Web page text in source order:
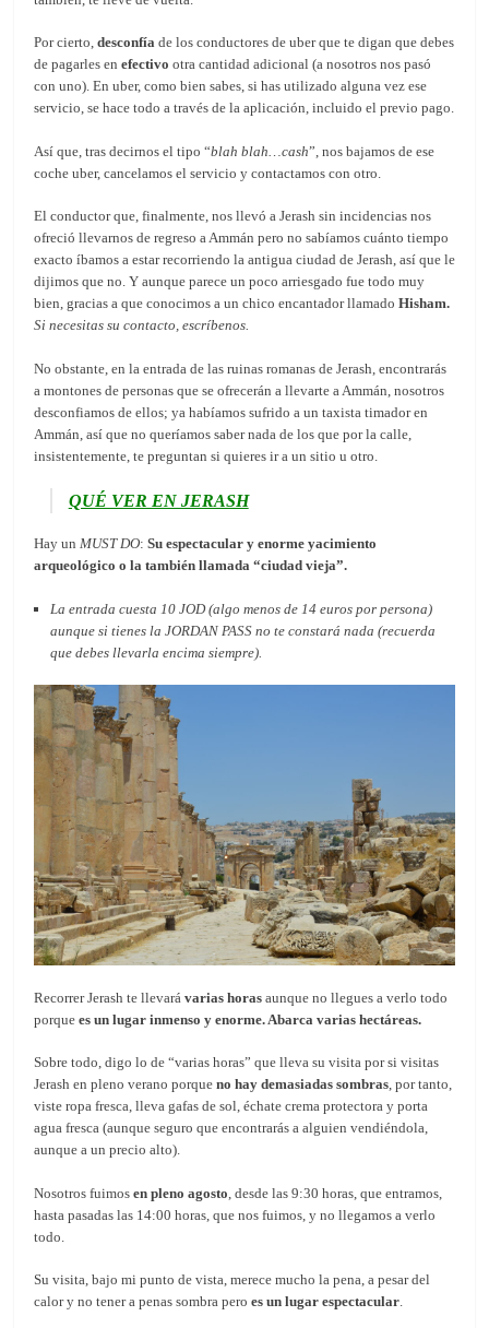
Por cierto, desconfía de los conductores de uber que te digan que debes
de pagarles en efectivo otra cantidad adicional (a nosotros nos pasó
con uno). En uber, como bien sabes, si has utilizado alguna vez ese
servicio, se hace todo a través de la aplicación, incluido el previo pago.
Así que, tras decirnos el tipo “blah blah…cash”, nos bajamos de ese
coche uber, cancelamos el servicio y contactamos con otro.
El conductor que, finalmente, nos llevó a Jerash sin incidencias nos
ofreció llevarnos de regreso a Ammán pero no sabíamos cuánto tiempo
exacto íbamos a estar recorriendo la antigua ciudad de Jerash, así que le
dijimos que no. Y aunque parece un poco arriesgado fue todo muy
bien, gracias a que conocimos a un chico encantador llamado Hisham.
Si necesitas su contacto, escríbenos.
No obstante, en la entrada de las ruinas romanas de Jerash, encontrarás
a montones de personas que se ofrecerán a llevarte a Ammán, nosotros
desconfiamos de ellos; ya habíamos sufrido a un taxista timador en
Ammán, así que no queríamos saber nada de los que por la calle,
insistentemente, te preguntan si quieres ir a un sitio u otro.
QUÉ VER EN JERASH
Hay un MUST DO: Su espectacular y enorme yacimiento
arqueológico o la también llamada “ciudad vieja”.
La entrada cuesta 10 JOD (algo menos de 14 euros por persona)
aunque si tienes la JORDAN PASS no te constará nada (recuerda
que debes llevarla encima siempre).
Recorrer Jerash te llevará varias horasaunque no llegues a verlo todo
porque es un lugar inmenso y enorme. Abarca varias hectáreas.
Sobre todo, digo lo de “varias horas” que lleva su visita por si visitas
Jerash en pleno verano porque no hay demasiadas sombras, por tanto,
viste ropa fresca, lleva gafas de sol, échate crema protectora y porta
agua fresca (aunque seguro que encontrarás a alguien vendiéndola,
aunque a un precio alto).
Nosotros fuimos en pleno agosto , desde las 9:30 horas, que entramos,
hasta pasadas las 14:00 horas, que nos fuimos, y no llegamos a verlo
todo.
Su visita, bajo mi punto de vista, merece mucho la pena, a pesar del
calor y no tener a penas sombra pero es un lugar espectacular.